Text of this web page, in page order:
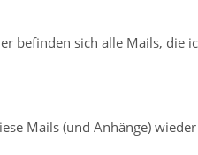
befinden sich alle Mails, die
Mails (und Anhänge)